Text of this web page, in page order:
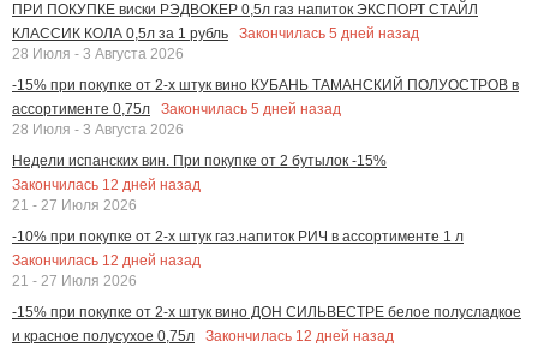
ПРИ ПОКУПКЕ виски РЭДВОКЕР 0,5л газ напиток ЭКСПОРТ СТАЙЛ
КЛАССИК КОЛА 0,5л за 1 рубль
Закончилась 5 дней назад
28 Июля - 3 Августа 2026
-15% при покупке от 2-х штук вино КУБАНЬ ТАМАНСКИЙ ПОЛУОСТРОВ в
ассортименте 0,75л
Закончилась 5 дней назад
28 Июля - 3 Августа 2026
Недели испанских вин. При покупке от 2 бутылок -15%
Закончилась 12 дней назад
21 - 27 Июля 2026
-10% при покупке от 2-х штук газ.напиток РИЧ в ассортименте 1 л
Закончилась 12 дней назад
21 - 27 Июля 2026
-15% при покупке от 2-х штук вино ДОН СИЛЬВЕСТРЕ белое полусладкое
и красное полусухое 0,75л
Закончилась 12 дней назад